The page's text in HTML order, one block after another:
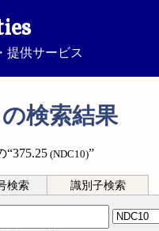
提供サービス
検索結果
(NDC10)”
検索 識別子検索